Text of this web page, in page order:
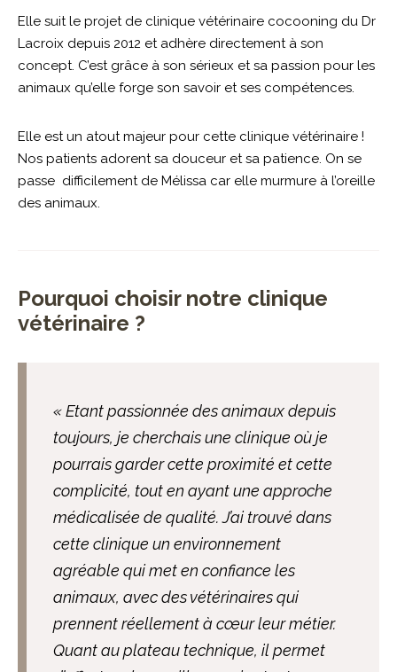
Elle suit le projet de clinique vétérinaire cocooning du Dr
Lacroix depuis 2012 et adhère directement à son
concept. C’est grâce à son sérieux et sa passion pour les
animaux qu’elle forge son savoir et ses compétences.
Elle est un atout majeur pour cette clinique vétérinaire !
Nos patients adorent sa douceur et sa patience. On se
passe difficilement de Mélissa car elle murmure à l’oreille
des animaux.
Pourquoi choisir notre clinique
vétérinaire ?
« Etant passionnée des animaux depuis
toujours, je cherchais une clinique où je
pourrais garder cette proximité et cette
complicité, tout en ayant une approche
médicalisée de qualité. J’ai trouvé dans
cette clinique un environnement
agréable qui met en confiance les
animaux, avec des vétérinaires qui
prennent réellement à cœur leur métier.
Quant au plateau technique, il permet